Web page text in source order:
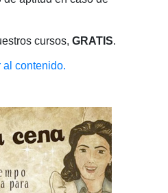
cursos, GRATIS.
al contenido.